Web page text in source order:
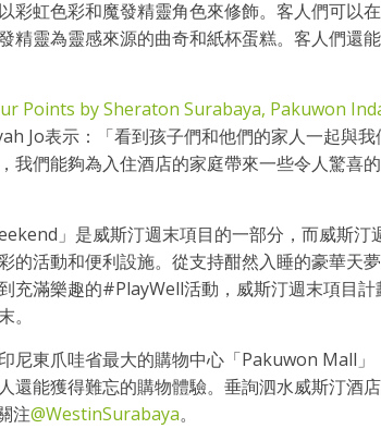
彩虹色彩和魔發精靈角色來修飾。客人們可
精靈為靈感來源的曲奇和紙杯蛋糕。客人們還
Points by Sheraton Surabaya, Pakuwon
Jo表示：「看到孩子們和他們的家人一起與
我們能夠為入住酒店的家庭帶來一些令人驚喜
」是威斯汀週末項目的一部分，而威斯
的活動和便利設施。從支持酣然入睡的豪華
充滿樂趣的#PlayWell活動，威斯汀週末項目
。
尼東爪哇省最大的購物中心「Pakuwon Mall
還能獲得難忘的購物體驗。垂詢泗水威斯汀酒
注@WestinSurabaya。